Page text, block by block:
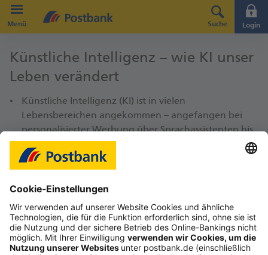
Direkt zur Hauptnavigation (Enter drücken)
Direkt zur Suche (Enter drücken)
Menü Suche Login
Künst­liche Intelli­genz – wie KI unser
Leben ver­ändert
Künstliche Intelligenz (KI) ist in vielen
Lebensbereichen angekommen – angefangen bei
personalisierter Werbung über Sprachassistenten bis
zu spezialisierten Lösungen, wie z. B. der KI-
gestützten Bilderkennung in der Medizin.
dabei helfen, effizienter zu arbeiten, Kosten zu
senken und bessere Entscheidungen zu treffen.
Lesen Sie hier, wie sich KI konkret auf unseren Alltag
sowie die Geschäftswelt auswirkt und welche Risiken